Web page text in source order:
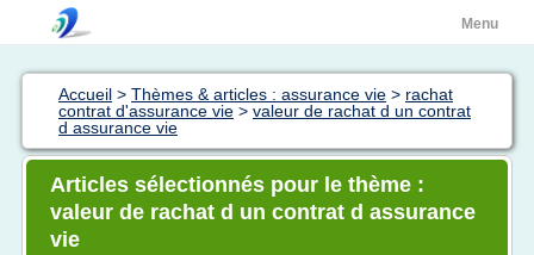
Menu
Accueil > Thèmes & articles : assurance vie > rachat
contrat d'assurance vie > valeur de rachat d un contrat
d assurance vie
Articles sélectionnés pour le thème :
valeur de rachat d un contrat d assurance
vie